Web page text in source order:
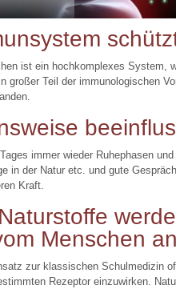
ist ein hochkomplexes System,
großer Teil der immunologischen
immer wieder Ruhephasen
in der Natur etc. und gute
Kraft.
Menschen
zur klassischen Schulmedizin
Rezeptor einzuwirken.